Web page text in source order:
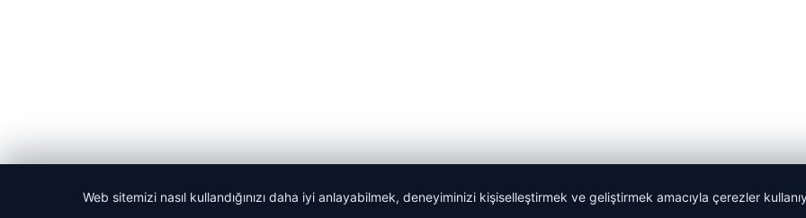
© 2026 Laf Gazetesi
Web sitemizi nasıl kullandığınızı daha iyi anlayabilmek, deneyiminizi kişiselleştirmek ve geliştirmek amacıyla çerezler